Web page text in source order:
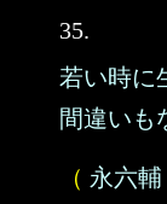
35.
若い時に
間違いも
（ 永六輔